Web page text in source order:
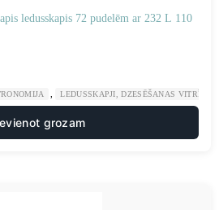
ledusskapis 72 pudelēm ar 232 L 110
LEDUSSKAPJI, DZESĒŠANAS VITRĪNAS
grozam